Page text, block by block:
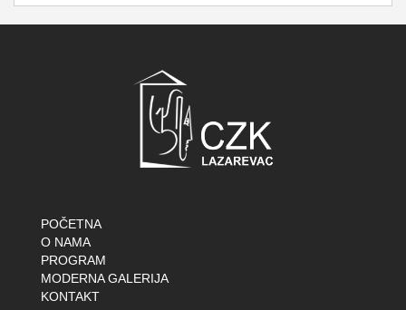
POČETNA
O NAMA
PROGRAM
MODERNA GALERIJA
KONTAKT